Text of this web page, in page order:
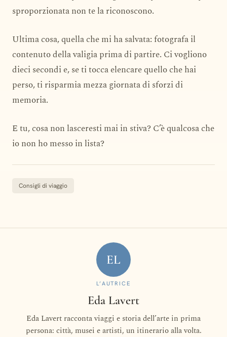
sproporzionata non te la riconoscono.
Ultima cosa, quella che mi ha salvata: fotografa il
contenuto della valigia prima di partire. Ci vogliono
dieci secondi e, se ti tocca elencare quello che hai
perso, ti risparmia mezza giornata di sforzi di
memoria.
E tu, cosa non lasceresti mai in stiva? C’è qualcosa che
io non ho messo in lista?
Consigli di viaggio
EL
L’AUTRICE
Eda Lavert
Eda Lavert racconta viaggi e storia dell’arte in prima
persona: città, musei e artisti, un itinerario alla volta.